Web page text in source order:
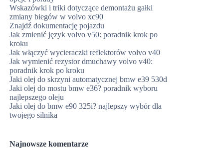
Wskazówki i triki dotyczące demontażu gałki
zmiany biegów w volvo xc90
Znajdź dokumentację pojazdu
Jak zmienić język volvo v50: poradnik krok po
kroku
Jak włączyć wycieraczki reflektorów volvo v40
Jak wymienić rezystor dmuchawy volvo v40:
poradnik krok po kroku
Jaki olej do skrzyni automatycznej bmw e39 530d
Jaki olej do mostu bmw e36? poradnik wyboru
najlepszego oleju
Jaki olej do bmw e90 325i? najlepszy wybór dla
twojego silnika
Najnowsze komentarze